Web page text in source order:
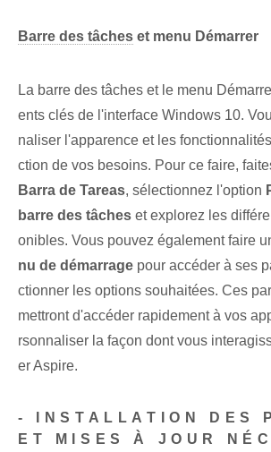
Barre des tâches et menu Démarrer
La barre des tâches et le menu
ents clés de l'interface Windows 10.
naliser l'apparence et les
ction de vos besoins. Pour ce faire,
Barra de Tareas, sélectionnez l'option
barre des tâches et explorez les
onibles. Vous pouvez également faire
nu de démarrage pour accéder à ses
ctionner les options souhaitées. Ces
mettront d'accéder rapidement à vos
rsonnaliser la façon dont vous
er Aspire.
- INSTALLATION DES
ET MISES À JOUR